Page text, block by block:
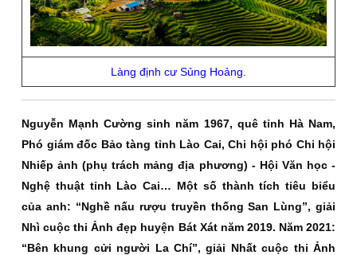
Làng định cư Sủng Hoảng.
Nguyễn Mạnh Cường sinh năm 1967, quê tỉnh Hà Nam,
Phó giám đốc Bảo tàng tỉnh Lào Cai, Chi hội phó Chi hội
Nhiếp ảnh (phụ trách mảng địa phương) - Hội Văn học -
Nghệ thuật tỉnh Lào Cai… Một số thành tích tiêu biểu
của anh: “Nghề nấu rượu truyền thống San Lùng”, giải
Nhì cuộc thi Ảnh đẹp huyện Bát Xát năm 2019. Năm 2021:
“Bên khung cửi người La Chí”, giải Nhất cuộc thi Ảnh